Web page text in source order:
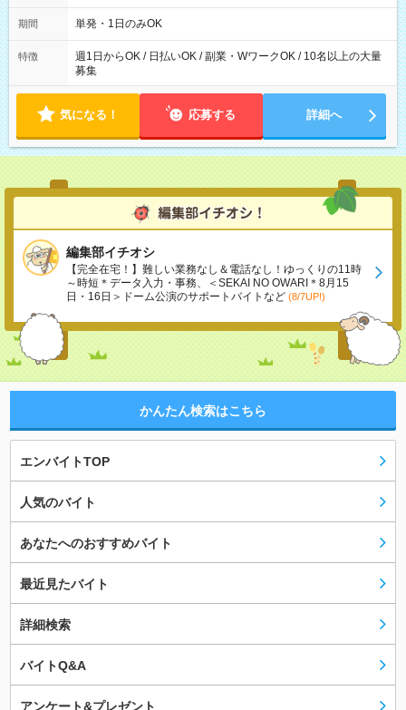
～21：00
期間 単発・1日のみOK
特徴
週1日からOK / 日払いOK / 副業・WワークOK / 10名以上の大量
募集
気になる！ 応募する 詳細へ
編集部イチオシ
【完全在宅！】難しい業務なし＆電話なし！ゆっくりの11時
～時短＊データ入力・事務、＜SEKAI NO OWARI＊8月15
日・16日＞ドーム公演のサポートバイトなど (8/7UP!)
かんたん検索はこちら
エンバイトTOP
人気のバイト
あなたへのおすすめバイト
最近見たバイト
詳細検索
バイトQ&A
アンケート&プレゼント